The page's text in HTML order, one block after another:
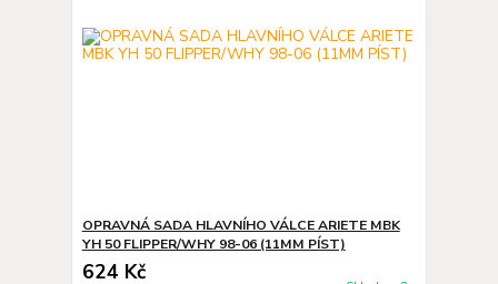
OPRAVNÁ SADA HLAVNÍHO VÁLCE ARIETE MBK
YH 50 FLIPPER/WHY 98-06 (11MM PÍST)
624 Kč